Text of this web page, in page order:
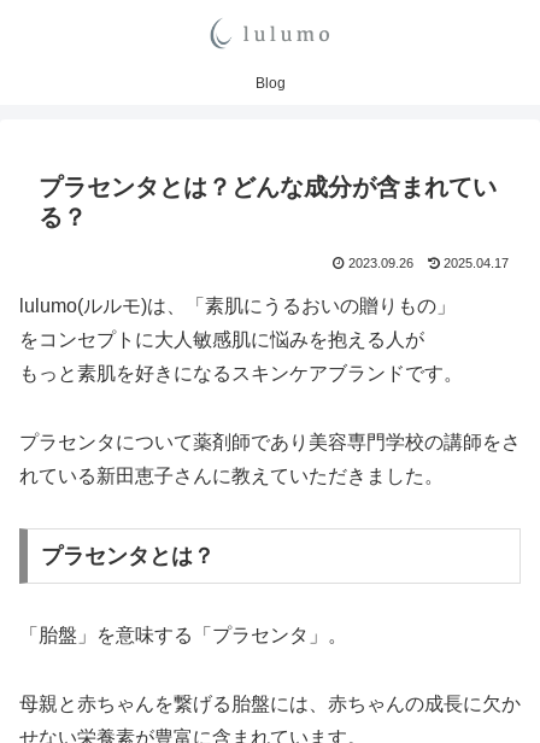
Blog
プラセンタとは？どんな成分が含まれてい
る？
2023.09.26 2025.04.17
lulumo(ルルモ)は、「素肌にうるおいの贈りもの」
をコンセプトに大人敏感肌に悩みを抱える人が
もっと素肌を好きになるスキンケアブランドです。
プラセンタについて薬剤師であり美容専門学校の講師をさ
れている新田恵子さんに教えていただきました。
プラセンタとは？
「胎盤」を意味する「プラセンタ」。
母親と赤ちゃんを繋げる胎盤には、赤ちゃんの成長に欠か
せない栄養素が豊富に含まれています。